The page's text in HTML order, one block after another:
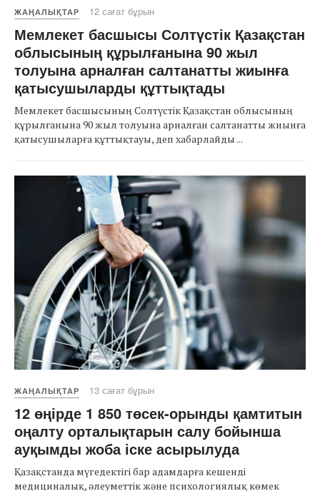
ЖАҢАЛЫҚТАР 12 сағат бұрын
Мемлекет басшысы Солтүстік Қазақстан
облысының құрылғанына 90 жыл
толуына арналған салтанатты жиынға
қатысушыларды құттықтады
Мемлекет басшысының Солтүстік Қазақстан облысының
құрылғанына 90 жыл толуына арналған салтанатты жиынға
қатысушыларға құттықтауы, деп хабарлайды ...
ЖАҢАЛЫҚТАР 13 сағат бұрын
12 өңірде 1 850 төсек-орынды қамтитын
оңалту орталықтарын салу бойынша
ауқымды жоба іске асырылуда
Қазақстанда мүгедектігі бар адамдарға кешенді
медициналық, әлеуметтік және психологиялық көмек